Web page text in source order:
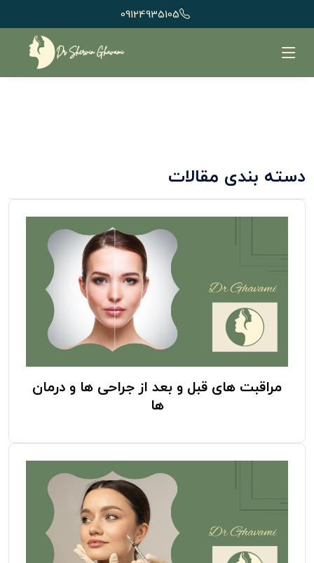
09124935105
دسته بندی مقالات
مراقبت های قبل و بعد از جراحی ها و درمان
ها